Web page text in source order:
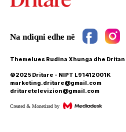
Themelues Rudina Xhunga dhe Dritan
©2025 Dritare - NIPT L91412001K
marketing.dritare@gmail.com
dritaretelevizion@gmail.com
Created & Monetized by